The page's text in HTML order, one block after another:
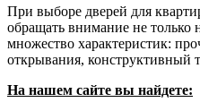
При выборе дверей для
обращать внимание не только
множество характеристик:
открывания, конструктивный
На нашем сайте вы найдете: